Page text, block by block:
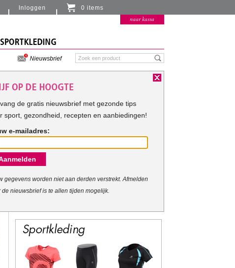
SPORTKLEDING
Nieuwsbrief
Inloggen 0 items
Er zitten momenteel geen artikelen in de
naar kassa
OP DE HOOGTE
de gratis nieuwsbrief met gezonde tips
sport, gezondheid, recepten en aanbiedingen!
e-mailadres:
gegevens worden niet aan derden verstrekt. Afmelden
de nieuwsbrief is te allen tijden mogelijk.